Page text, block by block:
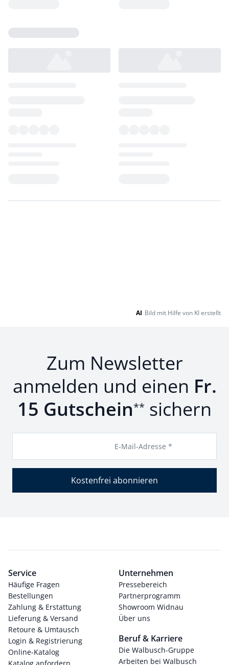
AI Bild mit Hilfe von KI erstellt
Zum Newsletter
anmelden und einen Fr.
15 Gutschein** sichern
E-Mail-Adresse *
Kostenfrei abonnieren
Service
Häufige Fragen
Bestellungen
Zahlung & Erstattung
Lieferung & Versand
Retoure & Umtausch
Login & Registrierung
Online-Katalog
Unternehmen
Pressebereich
Partnerprogramm
Showroom Widnau
Über uns
Beruf & Karriere
Die Walbusch-Gruppe
Arbeiten bei Walbusch